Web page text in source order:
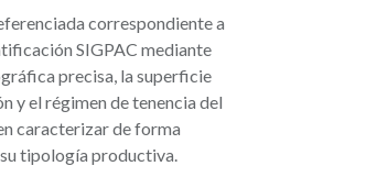
correspondiente a
SIGPAC mediante
precisa, la superficie
y el régimen de tenencia del
caracterizar de forma
tipología productiva.